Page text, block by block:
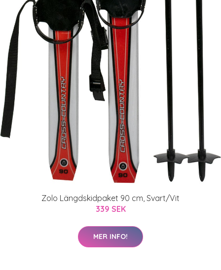
Zolo Längdskidpaket 90 cm, Svart/Vit
339 SEK
MER INFO!